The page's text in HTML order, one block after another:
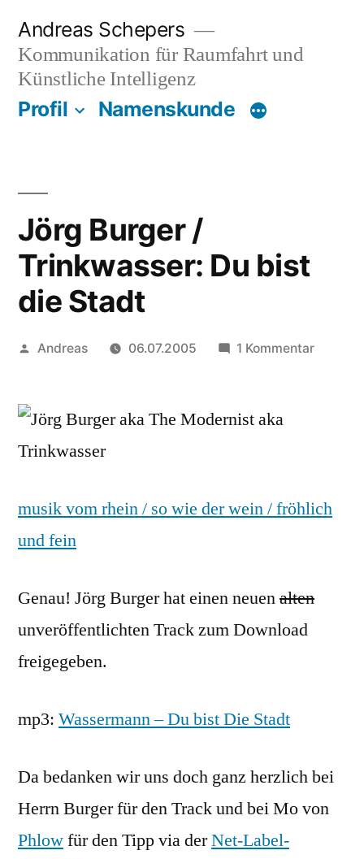
Inhalt
springen
Andreas Schepers
Kommunikation für Raumfahrt und
Künstliche Intelligenz
Profil Namenskunde
Jörg Burger /
Trinkwasser: Du bist
die Stadt
Veröffentlicht
Andreas 06.07.2005 1 Kommentarzu
die
musik vom rhein / so wie der wein / fröhlich
und fein
Genau! Jörg Burger hat einen neuenalten
unveröffentlichten Track zum Download
freigegeben.
mp3: Wassermann – Du bist Die Stadt
Da bedanken wir uns doch ganz herzlich bei
Herrn Burger für den Track und bei Mo von
Phlowfür den Tipp via derNet-Label-